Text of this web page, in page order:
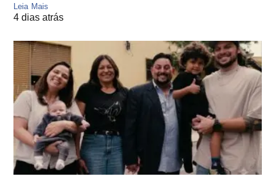
Leia Mais
4 dias atrás